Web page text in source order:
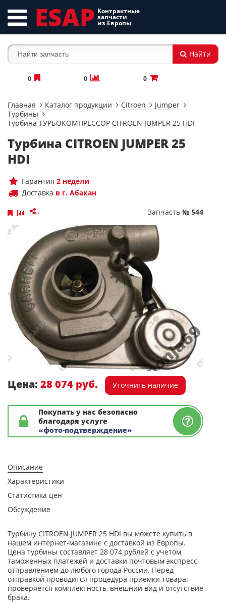
ESAP Контрактные
запчасти
из Европы
Найти
0 0 0
Главная Каталог продукции Citroen
Jumper
Турбины
Турбина ТУРБОКОМПРЕССОР CITROEN JUMPER 25 HDI
Турбина CITROEN JUMPER 25
HDI
Гарантия 2 недели
Доставка в г. Абакан
Запчасть № 544
Цена: 28 074 руб. Уточнить наличие
Покупать у нас безопасно
благодаря услуге
«фото-подтверждение»
Описание
Характеристики
Статистика цен
Обсуждение
Турбину CITROEN JUMPER 25 HDI вы можете купить в
нашем интернет-магазине с доставкой из Европы.
Цена турбины составляет 28 074 рублей с учетом
таможенных платежей и доставки почтовым экспресс-
отправлением до любого города России. Перед
отправкой проводится процедура приемки товара:
проверяется комплектность, внешний вид и отсутствие
брака.